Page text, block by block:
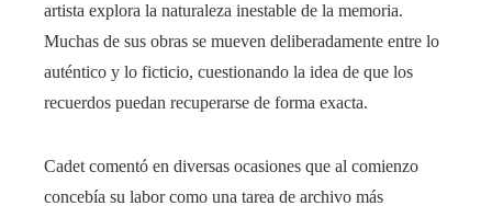
artista explora la naturaleza inestable de la memoria.
Muchas de sus obras se mueven deliberadamente entre lo
auténtico y lo ficticio, cuestionando la idea de que los
recuerdos puedan recuperarse de forma exacta.
Cadet comentó en diversas ocasiones que al comienzo
concebía su labor como una tarea de archivo más